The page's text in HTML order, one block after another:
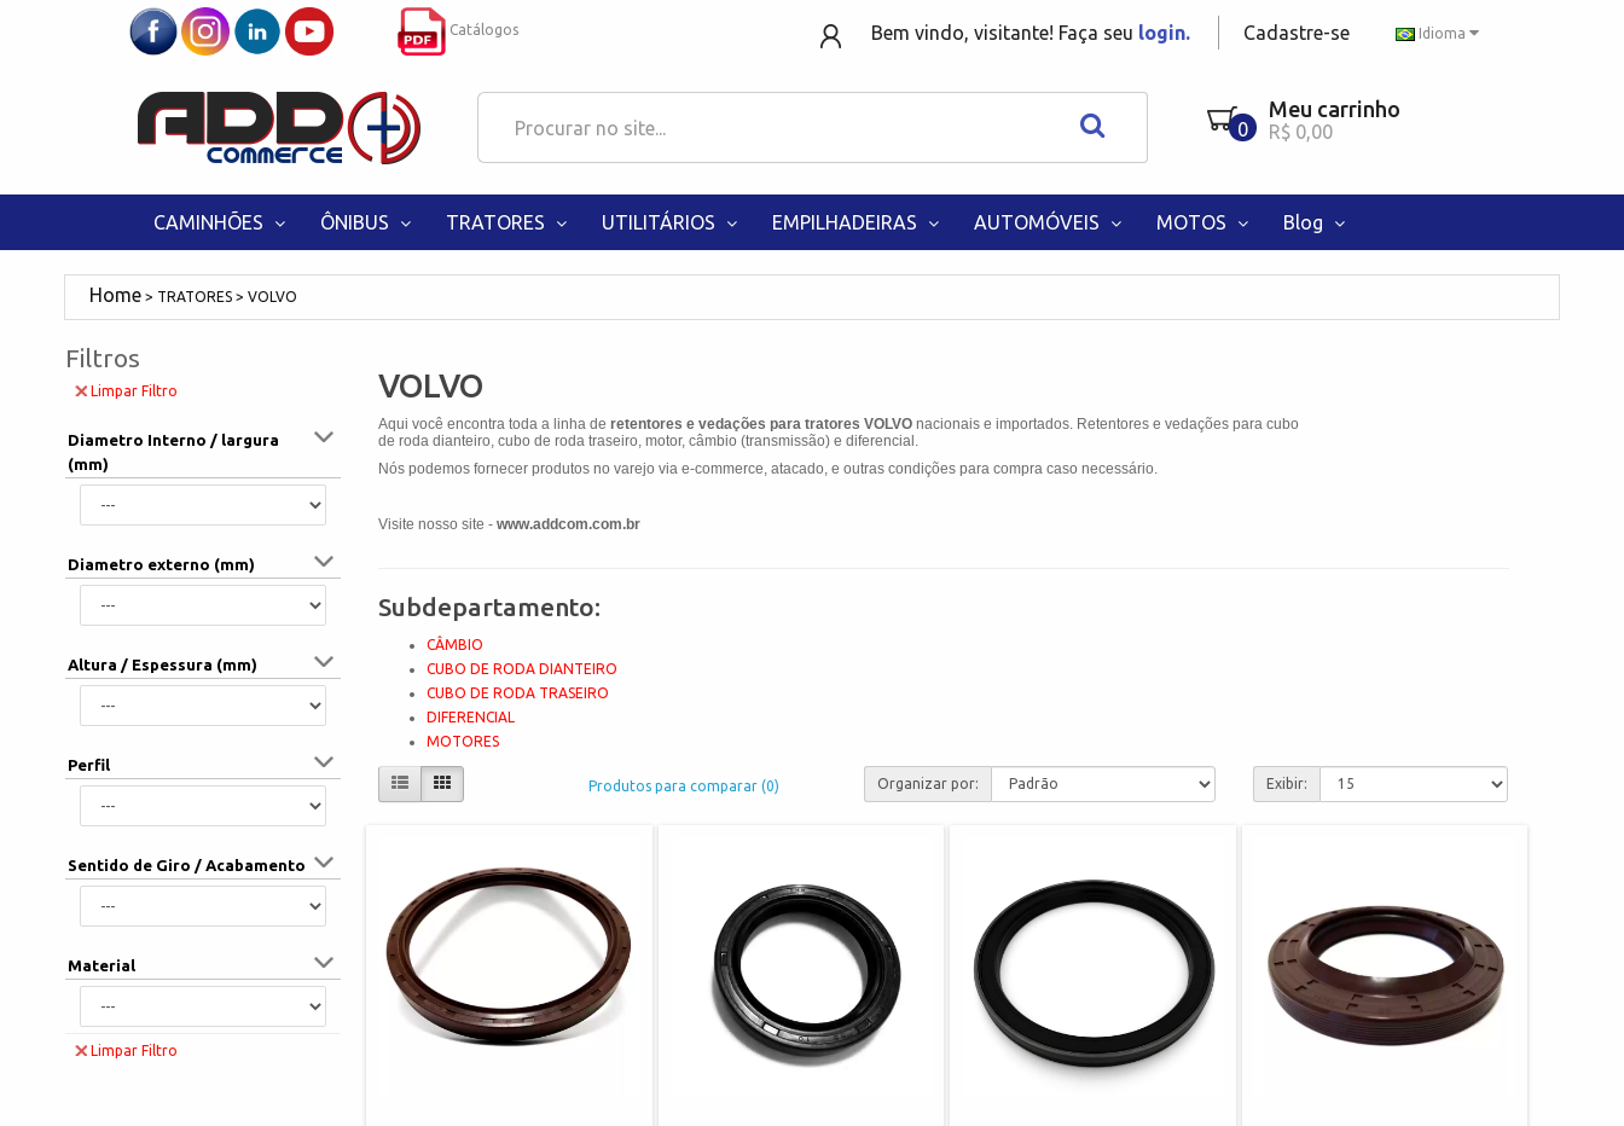
Idioma
Catálogos Bem vindo, visitante! Faça seu login. Cadastre-se
0
Meu carrinho
R$ 0,00
CAMINHÕES ÔNIBUS TRATORES UTILITÁRIOS EMPILHADEIRAS AUTOMÓVEIS MOTOS Blog
TRATORES VOLVO
Filtros
Limpar Filtro
Diametro Interno / largura
(mm)
Diametro externo (mm)
Altura / Espessura (mm)
Perfil
Sentido de Giro / Acabamento
Material
Limpar Filtro
VOLVO
Aqui você encontra toda a linha de retentores e vedações para tratores VOLVO nacionais e importados. Retentores e vedações para cubo
de roda dianteiro, cubo de roda traseiro, motor, câmbio (transmissão) e diferencial.
Nós podemos fornecer produtos no varejo via e-commerce, atacado, e outras condições para compra caso necessário.
Visite nosso site - www.addcom.com.br
Subdepartamento:
CÂMBIO
CUBO DE RODA DIANTEIRO
CUBO DE RODA TRASEIRO
DIFERENCIAL
MOTORES
Produtos para comparar (0) Organizar por: Exibir: